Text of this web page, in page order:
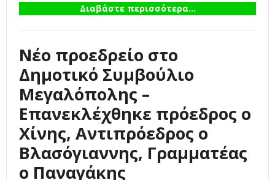
Διαβάστε περισσότερα...
Νέο προεδρείο στο
Δημοτικό Συμβούλιο
Μεγαλόπολης –
Επανεκλέχθηκε πρόεδρος ο
Χίνης, Αντιπρόεδρος ο
Βλασόγιαννης, Γραμματέας
ο Παναγάκης